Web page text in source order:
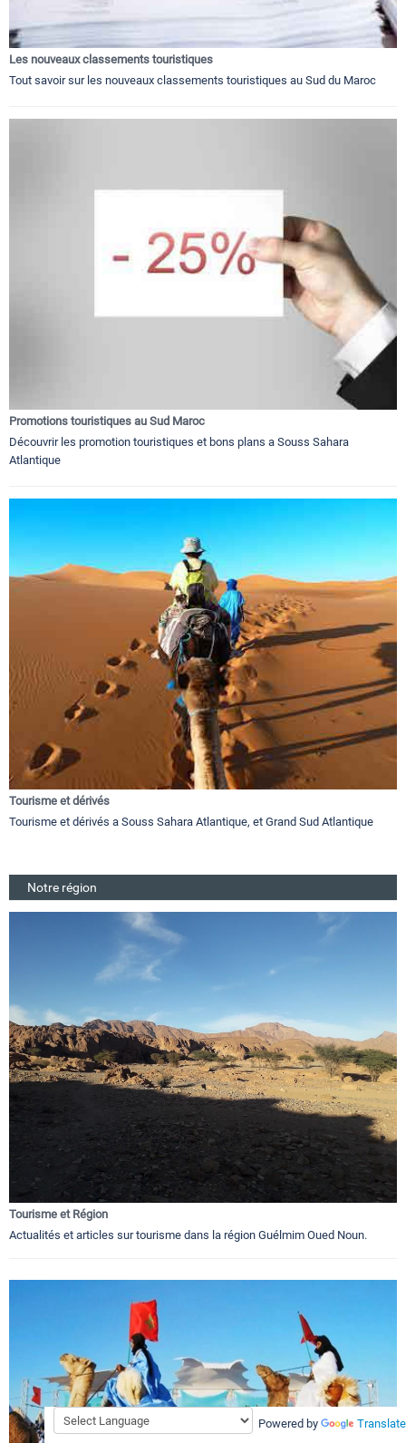
Les nouveaux classements touristiques
Tout savoir sur les nouveaux classements touristiques au Sud du Maroc
Promotions touristiques au Sud Maroc
Découvrir les promotion touristiques et bons plans a Souss Sahara
Atlantique
Tourisme et dérivés
Tourisme et dérivés a Souss Sahara Atlantique, et Grand Sud Atlantique
Notre région
Tourisme et Région
Actualités et articles sur tourisme dans la région Guélmim Oued Noun.
Powered by Translate